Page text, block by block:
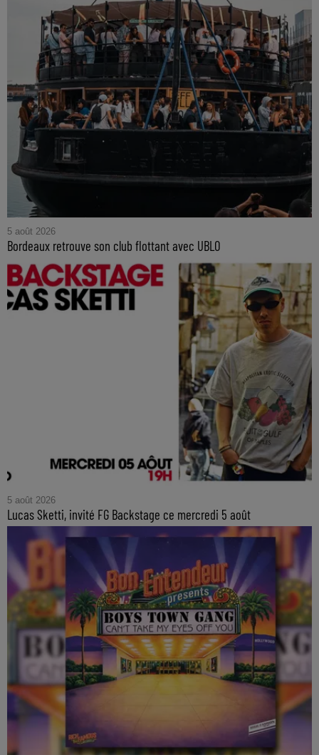
5 août 2026
Bordeaux retrouve son club flottant avec UBLO
5 août 2026
Lucas Sketti, invité FG Backstage ce mercredi 5 août